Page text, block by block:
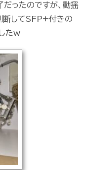
だったのですが、動揺
断してSFP+付きの
たｗ